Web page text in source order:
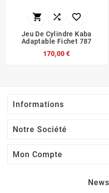
  
Jeu De Cylindre Kaba
Adaptable Fichet 787
170,00 €
Informations
Notre Société
Mon Compte